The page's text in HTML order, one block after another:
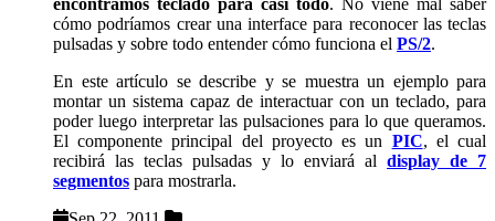
cómo podríamos crear una interface para reconocer las teclas
pulsadas y sobre todo entender cómo funciona el PS/2.
En este artículo se describe y se muestra un ejemplo para
montar un sistema capaz de interactuar con un teclado, para
poder luego interpretar las pulsaciones para lo que queramos.
El componente principal del proyecto es un PIC, el cual
recibirá las teclas pulsadas y lo enviará al display de 7
segmentos para mostrarla.